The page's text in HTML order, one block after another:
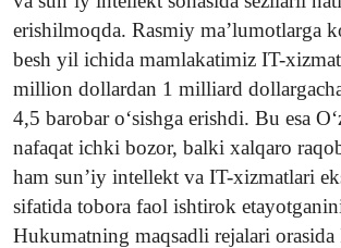
erishilmoqda. Rasmiy ma’lumotlarga
besh yil ichida mamlakatimiz IT-
million dollardan 1 milliard
4,5 barobar o‘sishga erishdi. Bu esa
nafaqat ichki bozor, balki xalqaro
ham sun’iy intellekt va IT-xizmatlari
sifatida tobora faol ishtirok
Hukumatning maqsadli rejalari